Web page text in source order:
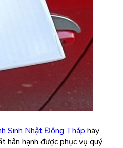
Sinh Nhật Đồng Tháp hãy
hân hạnh được phục vụ quý